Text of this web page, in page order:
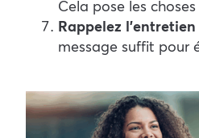
Cela pose les
Rappelez
message suffit pour